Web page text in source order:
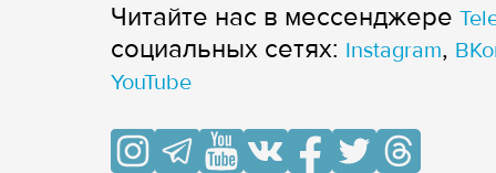
Читайте нас в мессенджере
cоциальных сетях: Instagram,
YouTube